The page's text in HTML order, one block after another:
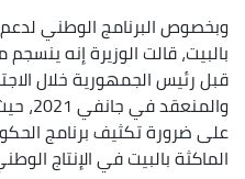
وبخصوص البرنامج الوطني لدعم
بالبيت، قالت الوزيرة إنه ينسجم
قبل رئيس الجمهورية خلال
والمنعقد
على ضرورة تكثيف برنامج
الماكثة بالبيت في الإنتاج الوطني.